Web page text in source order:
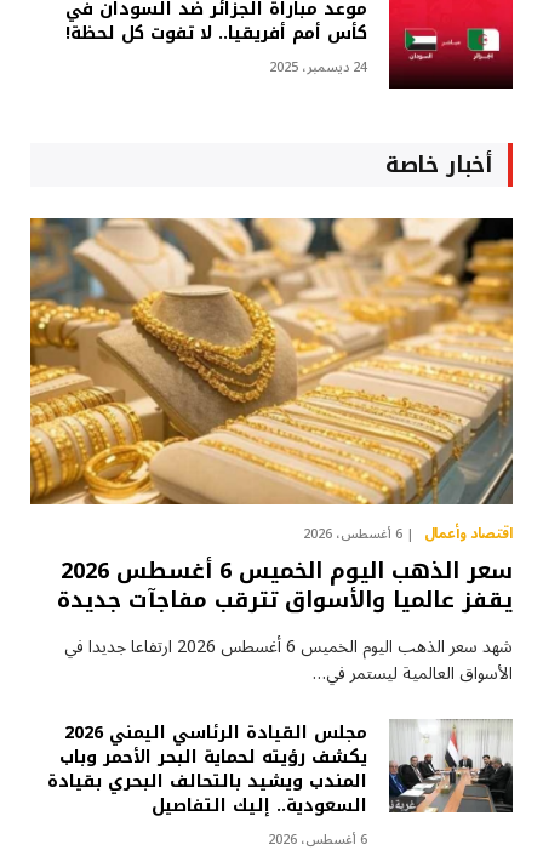
موعد مباراة الجزائر ضد السودان في
كأس أمم أفريقيا.. لا تفوت كل لحظة!
24 ديسمبر، 2025
أخبار خاصة
اقتصاد وأعمال 6 أغسطس، 2026
سعر الذهب اليوم الخميس 6 أغسطس 2026
يقفز عالميا والأسواق تترقب مفاجآت جديدة
شهد سعر الذهب اليوم الخميس 6 أغسطس 2026 ارتفاعا جديدا في
الأسواق العالمية ليستمر في…
مجلس القيادة الرئاسي اليمني 2026
يكشف رؤيته لحماية البحر الأحمر وباب
المندب ويشيد بالتحالف البحري بقيادة
السعودية.. إليك التفاصيل
6 أغسطس، 2026